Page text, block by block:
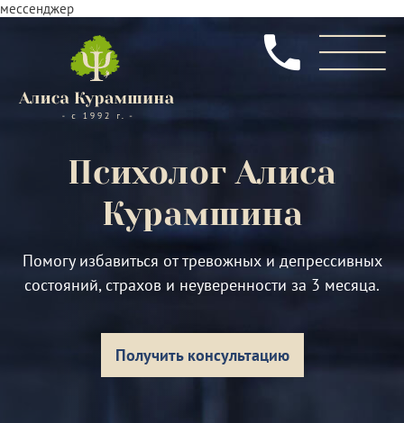
мессенджер
ПсихологАлиса
Курамшина
Помогу избавиться от тревожных и депрессивных
состояний, страхов и неуверенности за 3 месяца.
Получить консультацию